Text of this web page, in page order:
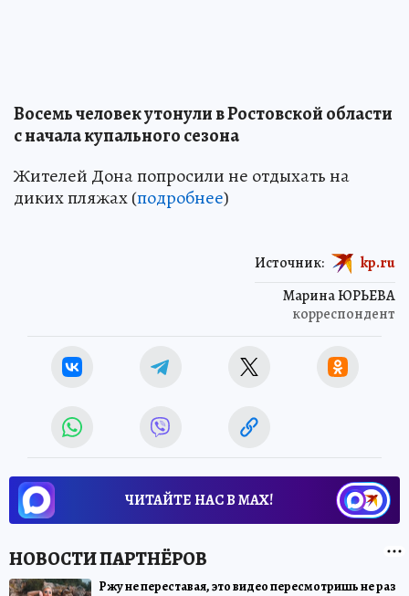
Восемь человек утонули в Ростовской области
с начала купального сезона
Жителей Дона попросили не отдыхать на
диких пляжах (подробнее)
Марина ЮРЬЕВА
корреспондент
Источник: kp.ru
ЧИТАЙТЕ НАС В МАХ!
Ржу не переставая, это видео пересмотришь не раз